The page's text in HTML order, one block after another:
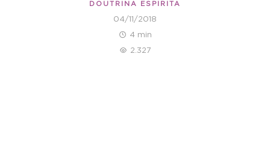
DOUTRINA ESPIRITA
04/11/2018
4 min
2.327